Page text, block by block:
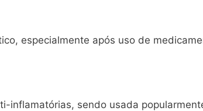
especialmente após uso de
inflamatórias, sendo usada